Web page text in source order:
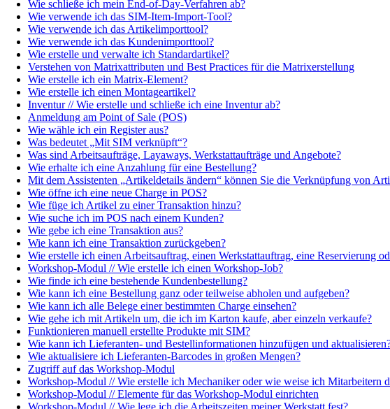
Wie schließe ich mein End-of-Day-Verfahren ab?
Wie verwende ich das SIM-Item-Import-Tool?
Wie verwende ich das Artikelimporttool?
Wie verwende ich das Kundenimporttool?
Wie erstelle und verwalte ich Standardartikel?
Verstehen von Matrixattributen und Best Practices für die Matrixerstellung
Wie erstelle ich ein Matrix-Element?
Wie erstelle ich einen Montageartikel?
Inventur // Wie erstelle und schließe ich eine Inventur ab?
Anmeldung am Point of Sale (POS)
Wie wähle ich ein Register aus?
Was bedeutet „Mit SIM verknüpft“?
Was sind Arbeitsaufträge, Layaways, Werkstattaufträge und Angebote?
Wie erhalte ich eine Anzahlung für eine Bestellung?
Mit dem Assistenten „Artikeldetails ändern“ können Sie die Verknüpfung von
Wie öffne ich eine neue Charge in POS?
Wie füge ich Artikel zu einer Transaktion hinzu?
Wie suche ich im POS nach einem Kunden?
Wie gebe ich eine Transaktion aus?
Wie kann ich eine Transaktion zurückgeben?
Wie erstelle ich einen Arbeitsauftrag, einen Werkstattauftrag, eine Reservierung
Workshop-Modul // Wie erstelle ich einen Workshop-Job?
Wie finde ich eine bestehende Kundenbestellung?
Wie kann ich eine Bestellung ganz oder teilweise abholen und aufgeben?
Wie kann ich alle Belege einer bestimmten Charge einsehen?
Wie gehe ich mit Artikeln um, die ich im Karton kaufe, aber einzeln verkaufe?
Funktionieren manuell erstellte Produkte mit SIM?
Wie kann ich Lieferanten- und Bestellinformationen hinzufügen und
Wie aktualisiere ich Lieferanten-Barcodes in großen Mengen?
Zugriff auf das Workshop-Modul
Workshop-Modul // Wie erstelle ich Mechaniker oder wie weise ich Mitarbeitern
Workshop-Modul // Elemente für das Workshop-Modul einrichten
Workshop-Modul // Wie lege ich die Arbeitszeiten meiner Werkstatt fest?